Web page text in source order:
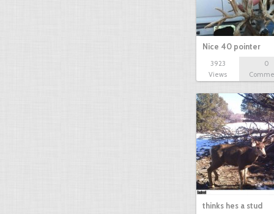
Nice 40 pointer
3923
Views
0
thinks hes a stud